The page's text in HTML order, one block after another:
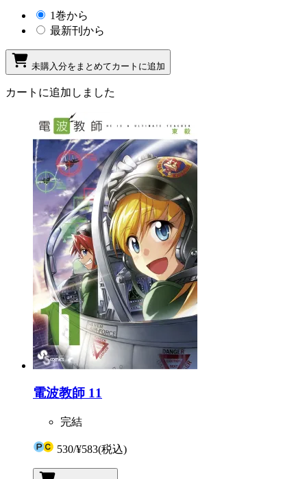
1巻から
最新刊から
未購入分をまとめてカートに追加
カートに追加しました
電波教師 11
完結
530/¥583(税込)